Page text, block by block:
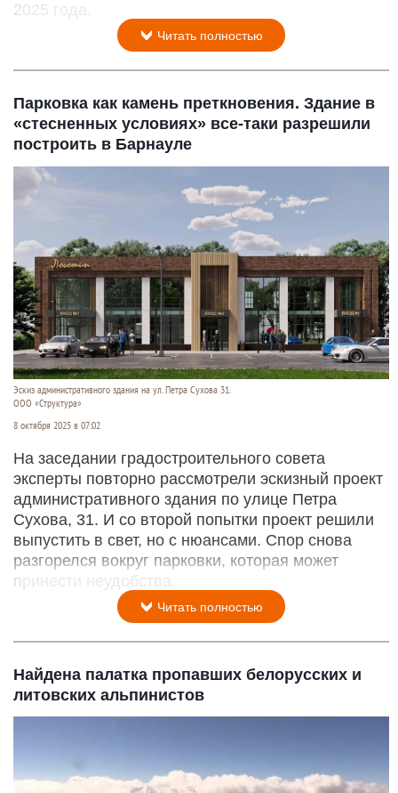
2025 года.
Читать полностью
Парковка как камень преткновения. Здание в
«стесненных условиях» все-таки разрешили
построить в Барнауле
Эскиз административного здания на ул. Петра Сухова 31.
ООО «Структура»
8 октября 2025 в 07:02
На заседании градостроительного совета
эксперты повторно рассмотрели эскизный проект
административного здания по улице Петра
Сухова, 31. И со второй попытки проект решили
выпустить в свет, но с нюансами. Спор снова
разгорелся вокруг парковки, которая может
принести неудобства.
Читать полностью
Найдена палатка пропавших белорусских и
литовских альпинистов